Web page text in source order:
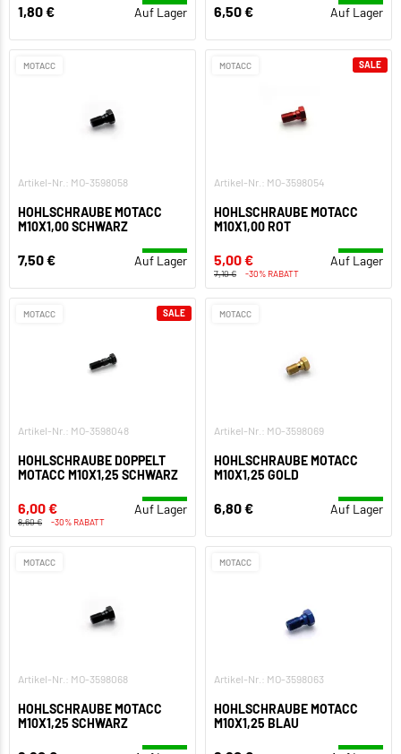
1,80 € Auf Lager 6,50 € Auf Lager
MOTACC
Artikel-Nr.: MO-3598058
HOHLSCHRAUBE MOTACC
M10X1,00 SCHWARZ
7,50 € Auf Lager
MOTACC
Artikel-Nr.: MO-3598054
HOHLSCHRAUBE MOTACC
M10X1,00 ROT
5,00 € Auf Lager
7,10 € -30% RABATT
SALE
MOTACC
Artikel-Nr.: MO-3598048
HOHLSCHRAUBE DOPPELT
MOTACC M10X1,25 SCHWARZ
6,00 € Auf Lager
8,60 € -30% RABATT
SALE MOTACC
Artikel-Nr.: MO-3598069
HOHLSCHRAUBE MOTACC
M10X1,25 GOLD
6,80 € Auf Lager
MOTACC
Artikel-Nr.: MO-3598068
HOHLSCHRAUBE MOTACC
M10X1,25 SCHWARZ
MOTACC
Artikel-Nr.: MO-3598063
HOHLSCHRAUBE MOTACC
M10X1,25 BLAU